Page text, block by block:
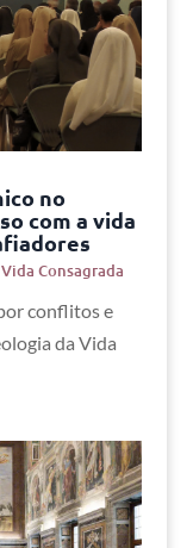
no
com a vida
Consagrada
conflitos e
da Vida